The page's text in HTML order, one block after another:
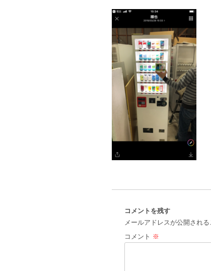
コメントを残す
メールアドレスが公開される
コメント ※